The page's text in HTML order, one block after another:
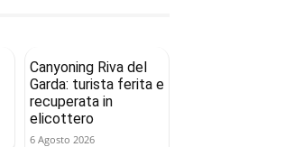
Canyoning Riva del
Garda: turista ferita e
recuperata in
elicottero
6 Agosto 2026